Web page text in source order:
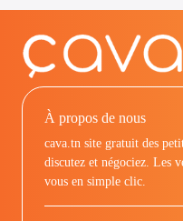
À propos de nous
cava.tn site gratuit des
discutez et négociez. Les
vous en simple clic.